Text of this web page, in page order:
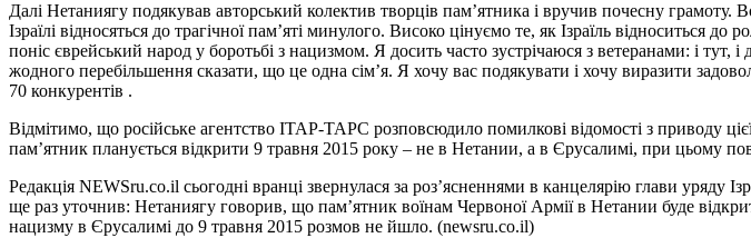
Далі Нетаниягу подякував авторський колектив творців пам’ятника і вручив почесну
Ізраїлі відносяться до трагічної пам’яті минулого. Високо цінуємо те, як Ізраїль відноситься
поніс єврейський народ у боротьбі з нацизмом. Я досить часто зустрічаюся з ветеранами: і тут, і
жодного перебільшення сказати, що це одна сім’я. Я хочу вас подякувати і хочу виразити
70 конкурентів .
Відмітимо, що російське агентство ІТАР-ТАРС розповсюдило помилкові відомості з приводу
пам’ятник планується відкрити 9 травня 2015 року – не в Нетании, а в Єрусалимі, при цьому
Редакція NEWSru.co.il сьогодні вранці звернулася за роз’ясненнями в канцелярію глави уряду
ще раз уточнив: Нетаниягу говорив, що пам’ятник воїнам Червоної Армії в Нетании буде
нацизму в Єрусалимі до 9 травня 2015 розмов не йшло. (newsru.co.il)